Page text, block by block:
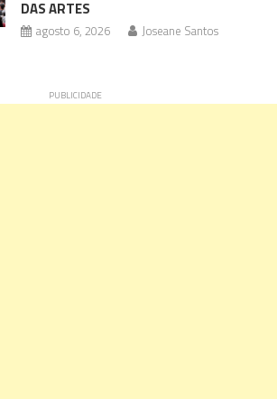
DAS ARTES
agosto 6, 2026 Joseane Santos